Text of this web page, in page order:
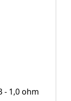
- 1,0 ohm